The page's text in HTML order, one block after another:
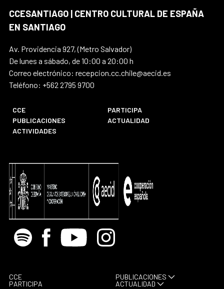
CCESANTIAGO | CENTRO CULTURAL DE ESPAÑA
EN SANTIAGO
Av. Providencia 927, (Metro Salvador)
De lunes a sábado, de 10:00 a 20:00 h
Correo electrónico: recepcion.cc.chile@aecid.es
Teléfono: +562 2795 9700
CCE
PARTICIPA
PUBLICACIONES
ACTUALIDAD
ACTIVIDADES
Spotify Facebook
Youtube Instagram
CCE
PARTICIPA
PUBLICACIONES
ACTUALIDAD